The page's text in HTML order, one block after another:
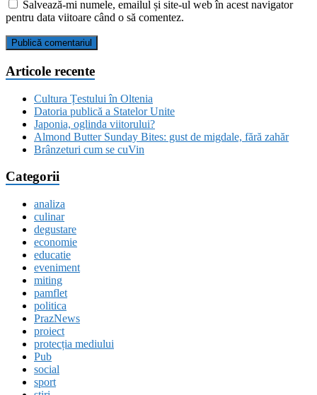
Salvează-mi numele, emailul și site-ul web în acest navigator
pentru data viitoare când o să comentez.
Articole recente
Cultura Țestului în Oltenia
Datoria publică a Statelor Unite
Japonia, oglinda viitorului?
Almond Butter Sunday Bites: gust de migdale, fără zahăr
Brânzeturi cum se cuVin
Categorii
analiza
culinar
degustare
economie
educatie
eveniment
miting
pamflet
politica
PrazNews
proiect
protecția mediului
Pub
social
sport